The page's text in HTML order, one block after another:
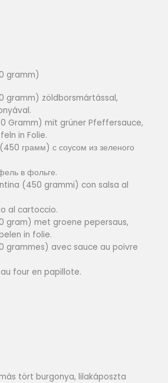
gramm)
gramm) zöldborsmártással,
Gramm) mit grüner Pfeffersauce,
in Folie.
грамм) с соусом из зеленого
в фольге.
(450 grammi) con salsa al
al cartoccio.
gram) met groene pepersaus,
in folie.
grammes) avec sauce au poivre
four en papillote.
tört burgonya, lilakáposzta